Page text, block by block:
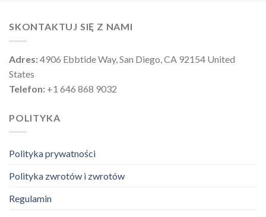
SKONTAKTUJ SIĘ Z NAMI
Adres:4906 Ebbtide Way, San Diego, CA 92154 United
States
Telefon: +1 646 868 9032
POLITYKA
Polityka prywatności
Polityka zwrotów i zwrotów
Regulamin